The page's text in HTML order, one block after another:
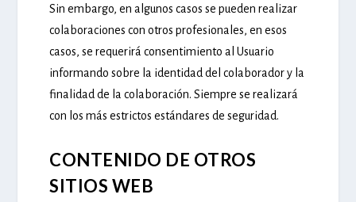
Sin embargo, en algunos casos se pueden realizar
colaboraciones con otros profesionales, en esos
casos, se requerirá consentimiento al Usuario
informando sobre la identidad del colaborador y la
finalidad de la colaboración. Siempre se realizará
con los más estrictos estándares de seguridad.
CONTENIDO DE OTROS
SITIOS WEB